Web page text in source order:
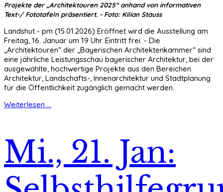
Projekte der „Architektouren 2025“ anhand von informativen
Text-/ Fototafeln präsentiert. - Foto: Kilian Stauss
Landshut - pm (15.01.2026) Eröffnet wird die Ausstellung am
Freitag, 16. Januar um 19 Uhr. Eintritt frei. - Die
„Architektouren“ der „Bayerischen Architektenkammer“ sind
eine jährliche Leistungsschau bayerischer Architektur, bei der
ausgewählte, hochwertige Projekte aus den Bereichen
Architektur, Landschafts-, Innenarchitektur und Stadtplanung
für die Öffentlichkeit zugänglich gemacht werden.
Weiterlesen ...
Mi., 21. Jan: